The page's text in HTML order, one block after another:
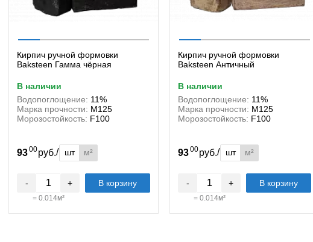
Кирпич ручной формовки
Baksteen Гамма чёрная
в наличии
Водопоглощение: 11%
Марка прочности: М125
Морозостойкость: F100
9300руб./ шт м²
- +
= 0.014м²
В корзину
Кирпич ручной формовки
Baksteen Античный
в наличии
Водопоглощение: 11%
Марка прочности: М125
Морозостойкость: F100
9300руб./ шт м²
- +
= 0.014м²
В корзину